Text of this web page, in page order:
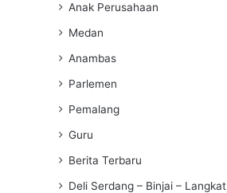
Anak Perusahaan
Medan
Anambas
Parlemen
Pemalang
Guru
Berita Terbaru
Deli Serdang – Binjai – Langkat